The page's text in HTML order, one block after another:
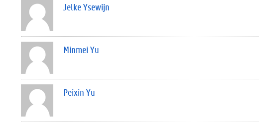
Jelke Ysewijn
Minmei Yu
Peixin Yu